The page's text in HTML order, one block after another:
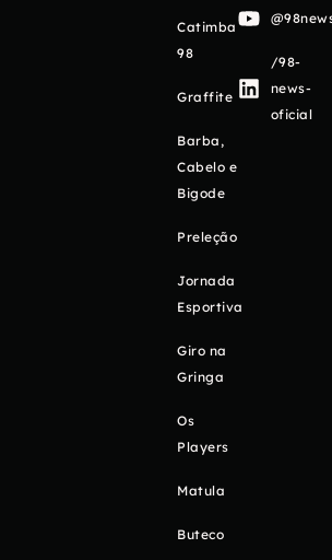
Catimba
98
Graffite
Barba,
Cabelo e
Bigode
Preleção
Jornada
Esportiva
Giro na
Gringa
Os
Players
Matula
Buteco
/98-
news-
oficial